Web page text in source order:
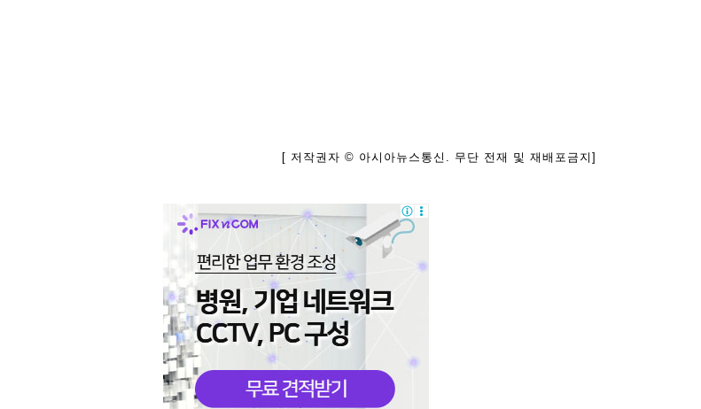
[ 저작권자 © 아시아뉴스통신. 무단 전재 및 재배포금지]